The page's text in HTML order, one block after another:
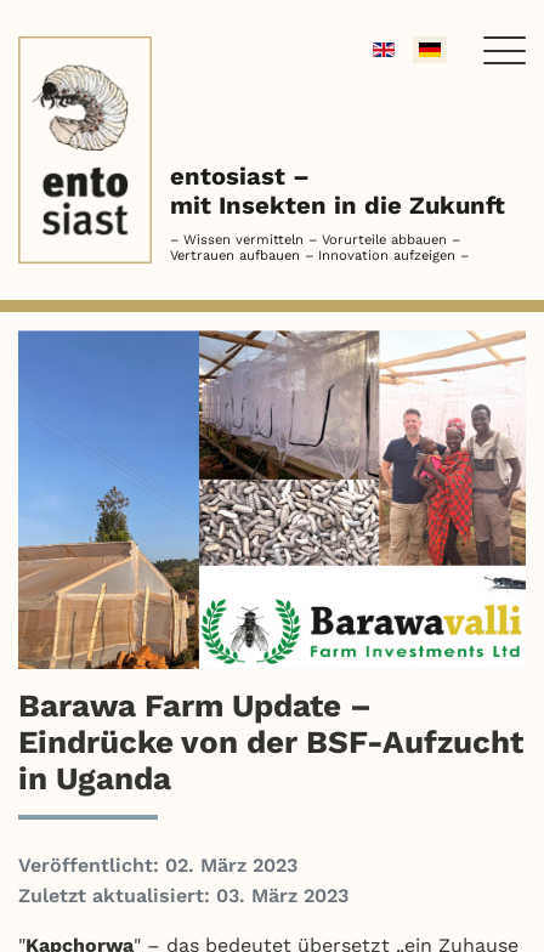
Sprache
entosiast –
mit Insekten in die Zukunft
– Wissen vermitteln – Vorurteile abbauen –
Vertrauen aufbauen – Innovation aufzeigen –
Barawa Farm Update –
Eindrücke von der BSF-Aufzucht
in Uganda
Veröffentlicht: 02. März 2023
Zuletzt aktualisiert: 03. März 2023
"Kapchorwa" – das bedeutet übersetzt „ein Zuhause